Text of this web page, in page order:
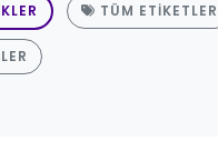
TÜM ETIKETLER